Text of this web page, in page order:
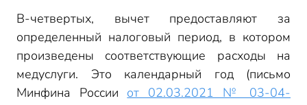
В-четвертых, вычет предоставляют за
определенный налоговый период, в котором
произведены соответствующие расходы на
медуслуги. Это календарный год (письмо
Минфина России от 02.03.2021 № 03-04-